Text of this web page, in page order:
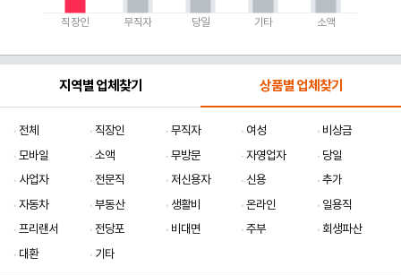
직장인 무직자 당일 기타 소액
지역별 업체찾기 상품별 업체찾기
전체 직장인 무직자 여성
비상금
모바일
소액 무방문 자영업자
당일
사업자
전문직 저신용자 신용
추가
자동차
부동산 생활비 온라인
일용직
프리랜서
전당포 비대면 주부
회생파산
대환
기타